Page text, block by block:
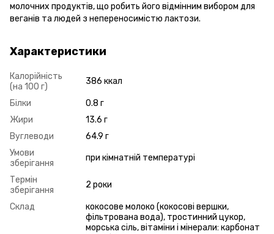
молочних продуктів, що робить його відмінним вибором для
веганів та людей з непереносимістю лактози.
Характеристики
Калорійність
(на 100 г)
386 ккал
Білки
0.8 г
Жири
13.6 г
Вуглеводи
64.9 г
Умови
зберігання
при кімнатній температурі
Термін
зберігання
2 роки
Склад
кокосове молоко (кокосові вершки,
фільтрована вода), тростинний цукор,
морська сіль, вітаміни і мінерали: карбонат